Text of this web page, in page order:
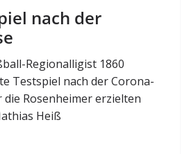
nach der
Regionalligist 1860
Testspiel nach der Corona-
die Rosenheimer erzielten
Heiß